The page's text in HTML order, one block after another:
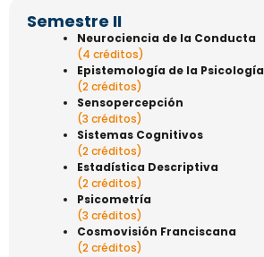
Semestre II
Neurociencia de la Conducta
(4 créditos)
Epistemología de la Psicología
(2 créditos)
Sensopercepción
(3 créditos)
Sistemas Cognitivos
(2 créditos)
Estadística Descriptiva
(2 créditos)
Psicometría
(3 créditos)
Cosmovisión Franciscana
(2 créditos)